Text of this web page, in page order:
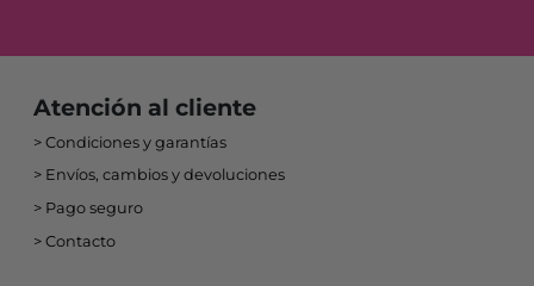
Atención al cliente
Condiciones y garantías
Envíos, cambios y devoluciones
Pago seguro
Contacto